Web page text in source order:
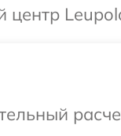
центр